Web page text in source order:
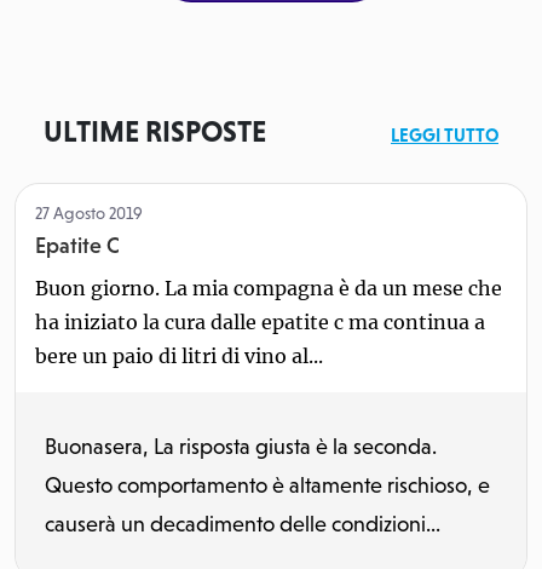
ULTIME RISPOSTE LEGGI TUTTO
27 Agosto 2019
Epatite C
Buon giorno. La mia compagna è da un mese che
ha iniziato la cura dalle epatite c ma continua a
bere un paio di litri di vino al...
Buonasera, La risposta giusta è la seconda.
Questo comportamento è altamente rischioso, e
causerà un decadimento delle condizioni...